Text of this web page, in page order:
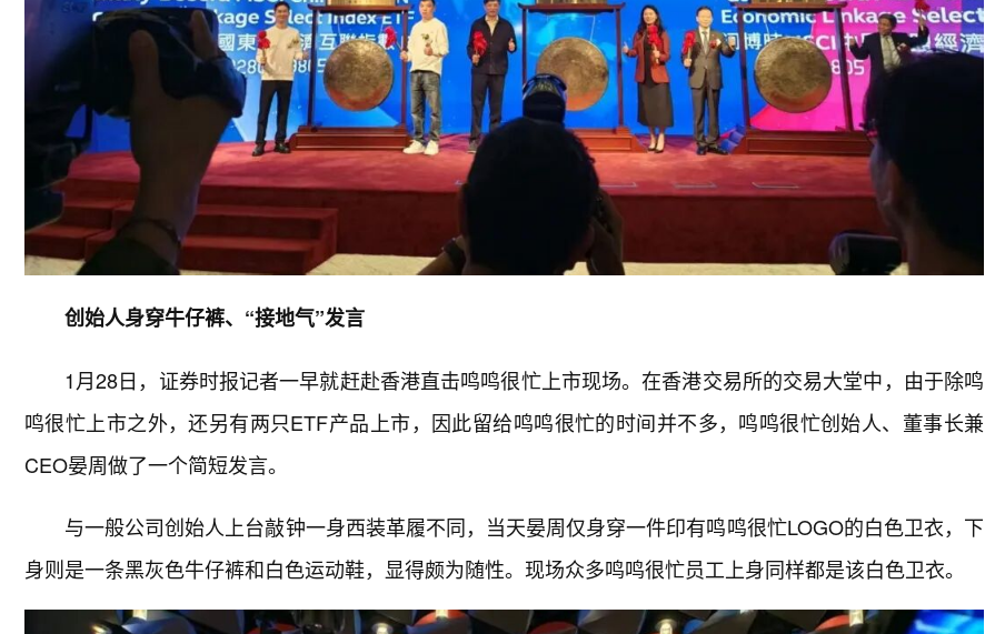
创始人身穿牛仔裤、“接地气”发言
1月28日，证券时报记者一早就赶赴香港直击鸣鸣很忙上市现场。在香港交易所的交易大堂中，由于除鸣
鸣很忙上市之外，还另有两只ETF产品上市，因此留给鸣鸣很忙的时间并不多，鸣鸣很忙创始人、董事长兼
CEO晏周做了一个简短发言。
与一般公司创始人上台敲钟一身西装革履不同，当天晏周仅身穿一件印有鸣鸣很忙LOGO的白色卫衣，下
身则是一条黑灰色牛仔裤和白色运动鞋，显得颇为随性。现场众多鸣鸣很忙员工上身同样都是该白色卫衣。